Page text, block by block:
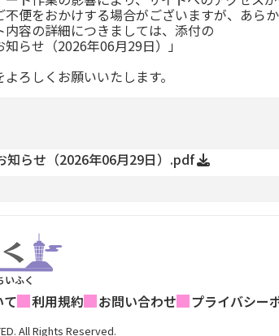
不便をおかけする場合がございますが、あら
容の詳細につきましては、添付の
知らせ（2026年06月29日）」
ろしくお願いいたします。
知らせ（2026年06月29日）.pdf
いふく
て 利用規約 お問い合わせ プライバシー
All Rights Reserved.